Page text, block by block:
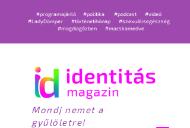
#programajánló #politika #podcast
#videó
#LadyDömper
#történetihónap
#szexuálisegészség
#magdiagőzben
#macskamedve
Mondj nemet a
gyűlöletre!